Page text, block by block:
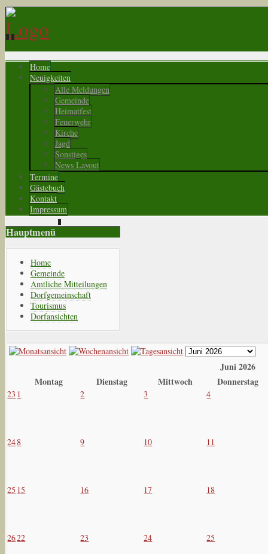
Home
Neuigkeiten
Alle Meldungen
Gemeinde
Heimatfest
Feuerwehr
Kirche
Jagd
Sonstiges
News Layout
Termine
Gästebuch
Kontakt
Impressum
Hauptmenü
Home
Gemeinde
Amtliche Mitteilungen
Dorfgemeinschaft
Tourismus
Dorfansichten
Juni 2026
Montag
Dienstag Mittwoch Donnerstag
23 1 2 3 4
248 9 10 11
25 15 16 17 18
2622 23 24 25